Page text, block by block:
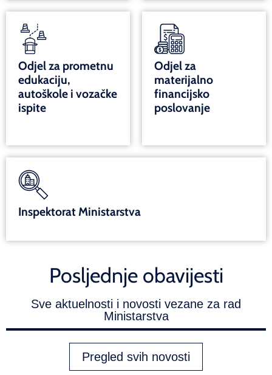
Odjel za prometnu
edukaciju,
autoškole i vozačke
ispite
Odjel za
materijalno
financijsko
poslovanje
Inspektorat Ministarstva
Posljednje obavijesti
Sve aktuelnosti i novosti vezane za rad
Ministarstva
Pregled svih novosti